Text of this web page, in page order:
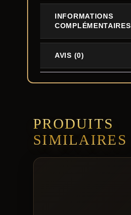
INFORMATIONS
COMPLÉMENTAIRES
AVIS (0)
PRODUITS
SIMILAIRES